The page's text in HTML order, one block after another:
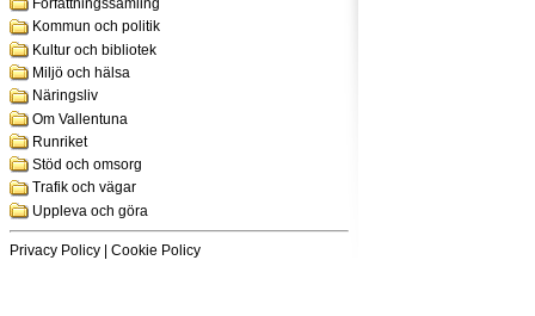
Författningssamling
Kommun och politik
Kultur och bibliotek
Miljö och hälsa
Näringsliv
Om Vallentuna
Runriket
Stöd och omsorg
Trafik och vägar
Uppleva och göra
Privacy Policy Cookie Policy